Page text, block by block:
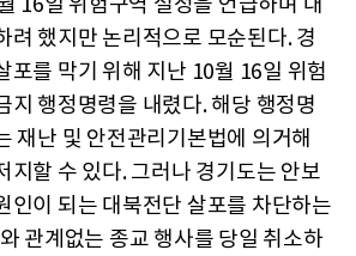
16일 위험구역 설정을 언급하며 대
려 했지만 논리적으로 모순된다. 경
포를 막기 위해 지난 10월 16일 위험
지 행정명령을 내렸다. 해당 행정명
재난 및 안전관리기본법에 의거해
지할 수 있다. 그러나 경기도는 안보
인이 되는 대북전단 살포를 차단하는
관계없는 종교 행사를 당일 취소하